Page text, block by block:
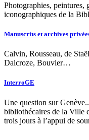
Photographies, peintures,
iconographiques de la
Manuscrits et archives
Calvin, Rousseau, de
Dalcroze, Bouvier…
InterroGE
Une question sur
bibliothécaires de la Ville
trois jours à l’appui de